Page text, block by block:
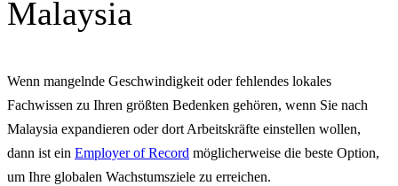
Malaysia
Wenn mangelnde Geschwindigkeit oder fehlendes lokales
Fachwissen zu Ihren größten Bedenken gehören, wenn Sie nach
Malaysia expandieren oder dort Arbeitskräfte einstellen wollen,
dann ist ein Employer of Record möglicherweise die beste Option,
um Ihre globalen Wachstumsziele zu erreichen.